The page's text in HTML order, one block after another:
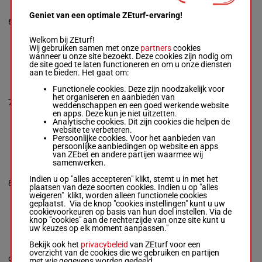
6
Havlin Rob.-
57.5 kg
(24) 2p 4p 6p
57.5
(24) 2p 4p
7
THE KING'S
FALCON
Marquand T.-
W J Haggas
R/3 -
R/357.5
kg
(24) 2p 4p 1
8
Crouch H.
M Beckett
Box: 2 -R/3 -
57.5 kg
(24) 7p 4p
R/357.5
kg
(24) 7p 4p 2
9
TOPTEAM
Probert Dav.-
A M Balding
R/457.5
9p 7p
Geniet van een optimale ZEturf-ervaring!
Welkom bij ZEturf!
Wij gebruiken samen met onze partnerscookies
wanneer u onze site bezoekt. Deze cookies zijn nodig om
de site goed te laten functioneren en om u onze diensten
aan te bieden. Het gaat om:
Functionele cookies. Deze zijn noodzakelijk voor
het organiseren en aanbieden van
weddenschappen en een goed werkende website
en apps. Deze kun je niet uitzetten.
Analytische cookies. Dit zijn cookies die helpen de
website te verbeteren.
Persoonlijke cookies. Voor het aanbieden van
persoonlijke aanbiedingen op website en apps
van ZEbet en andere partijen waarmee wij
samenwerken.
Indien u op "alles accepteren" klikt, stemt u in met het
plaatsen van deze soorten cookies. Indien u op "alles
weigeren" klikt, worden alleen functionele cookies
geplaatst. Via de knop "cookies instellingen" kunt u uw
cookievoorkeuren op basis van hun doel instellen. Via de
knop "cookies" aan de rechterzijde van onze site kunt u
uw keuzes op elk moment aanpassen."
Bekijk ook het privacybeleid van ZEturf voor een
overzicht van de cookies die we gebruiken en partijen